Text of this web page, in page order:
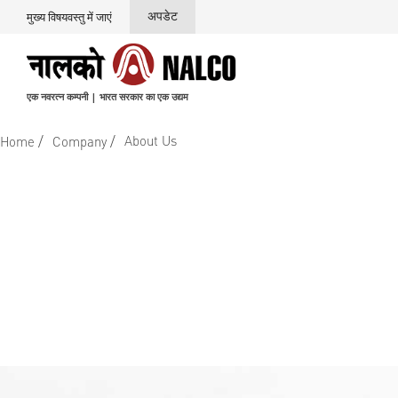
मुख्य विषयवस्तु में जाएं अपडेट
एक नवरत्न कम्पनी | भारत सरकार का एक उद्यम
Home / Company / About Us